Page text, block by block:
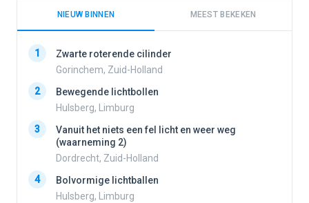
NIEUW BINNEN MEEST BEKEKEN
1
Zwarte roterende cilinder
Gorinchem, Zuid-Holland
2
Bewegende lichtbollen
Hulsberg, Limburg
3
Vanuit het niets een fel licht en weer weg
(waarneming 2)
Dordrecht, Zuid-Holland
4
Bolvormige lichtballen
Hulsberg, Limburg